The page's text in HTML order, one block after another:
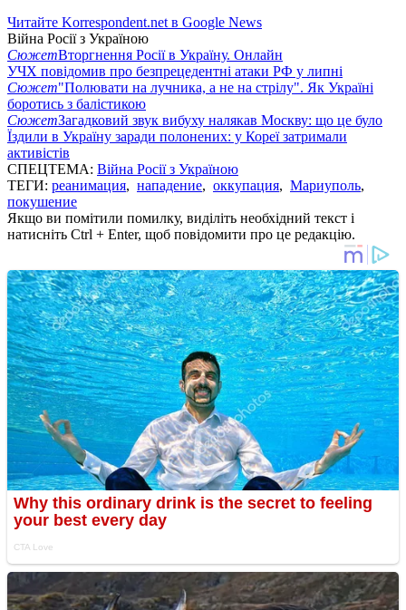
Читайте Korrespondent.net в Google News
Війна Росії з Україною
СюжетВторгнення Росії в Україну. Онлайн
УЧХ повідомив про безпрецедентні атаки РФ у липні
Сюжет"Полювати на лучника, а не на стрілу". Як Україні
боротись з балістикою
СюжетЗагадковий звук вибуху налякав Москву: що це було
Їздили в Україну заради полонених: у Кореї затримали
активістів
СПЕЦТЕМА: Війна Росії з Україною
ТЕГИ: реанимация, нападение, оккупация, Мариуполь,
покушение
Якщо ви помітили помилку, виділіть необхідний текст і
натисніть Ctrl + Enter, щоб повідомити про це редакцію.